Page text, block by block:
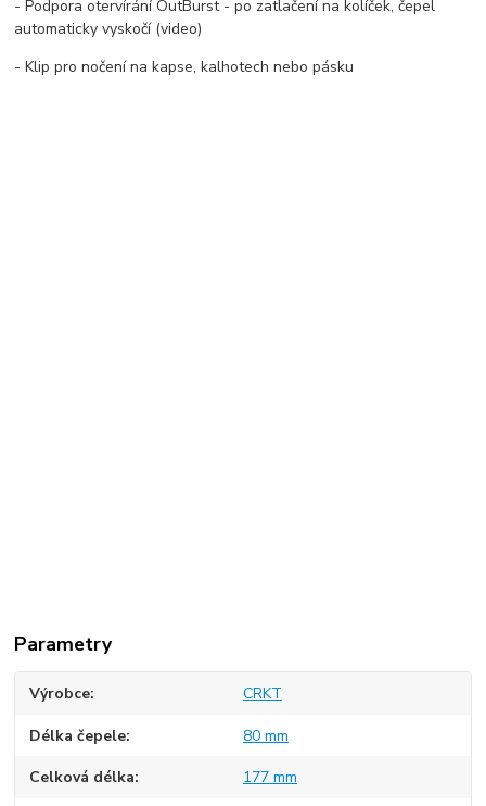
- Podpora otervírání OutBurst - po zatlačení na kolíček, čepel
automaticky vyskočí (video)
- Klip pro nočení na kapse, kalhotech nebo pásku
Parametry
Výrobce CRKT
Délka čepele 80 mm
Celková délka 177 mm